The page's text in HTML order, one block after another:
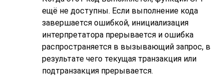
ещё не доступны. Если выполнение кода
завершается ошибкой, инициализация
интерпретатора прерывается и ошибка
распространяется в вызывающий запрос, в
результате чего текущая транзакция или
подтранзакция прерывается.